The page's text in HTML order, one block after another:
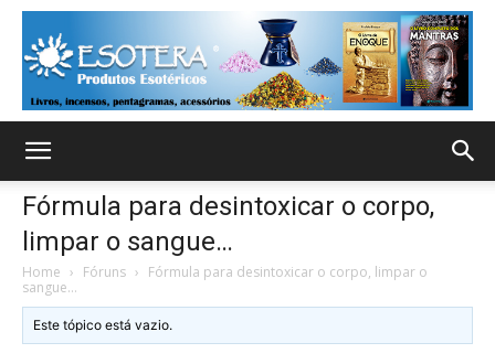
Fórmula para desintoxicar o corpo,
limpar o sangue…
Home › Fóruns › Fórmula para desintoxicar o corpo, limpar o
sangue…
Este tópico está vazio.